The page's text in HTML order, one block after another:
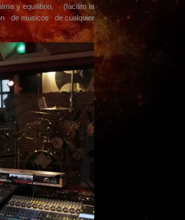
y equilibrio, (facilito la
de músicos de cualquier